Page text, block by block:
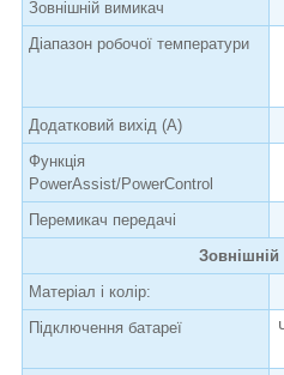
Зовнішній вимикач
Діапазон робочої температури
Додатковий вихід (А)
Функція
PowerAssist/PowerControl
Перемикач передачі
Зовнішній
Матеріал і колір:
Підключення батареї